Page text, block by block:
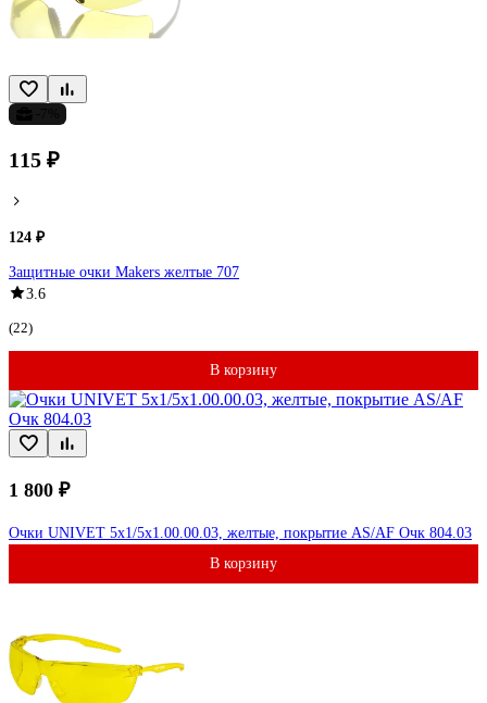
115 ₽
124 ₽
Защитные очки Makers желтые 707
3.6
(22)
В корзину
1 800 ₽
Очки UNIVET 5x1/5x1.00.00.03, желтые, покрытие AS/AF Очк 804.03
В корзину